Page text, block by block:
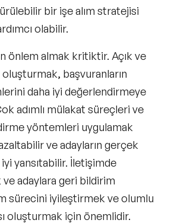
bir işe alım stratejisi
olabilir.
önlem almak kritiktir. Açık ve
oluşturmak, başvuranların
daha iyi değerlendirmeye
adımlı mülakat süreçleri ve
yöntemleri uygulamak
ve adayların gerçek
yansıtabilir. İletişimde
adaylara geri bildirim
sürecini iyileştirmek ve olumlu
oluşturmak için önemlidir.